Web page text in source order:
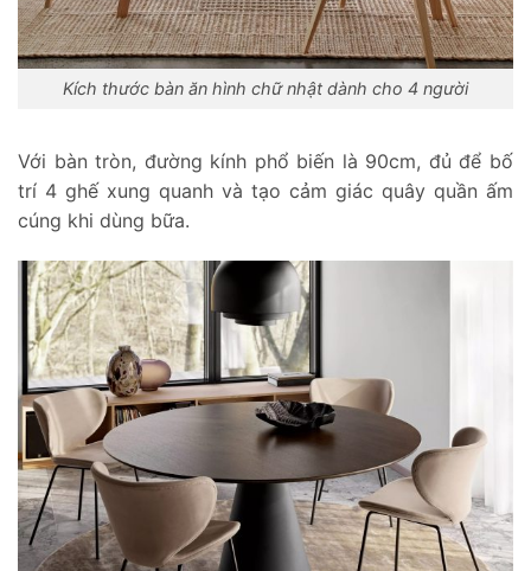
Kích thước bàn ăn hình chữ nhật dành cho 4 người
Với bàn tròn, đường kính phổ biến là 90cm, đủ để bố
trí 4 ghế xung quanh và tạo cảm giác quây quần ấm
cúng khi dùng bữa.